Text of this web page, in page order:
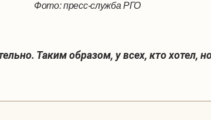
Фото: пресс-служба РГО
Таким образом, у всех, кто хотел,